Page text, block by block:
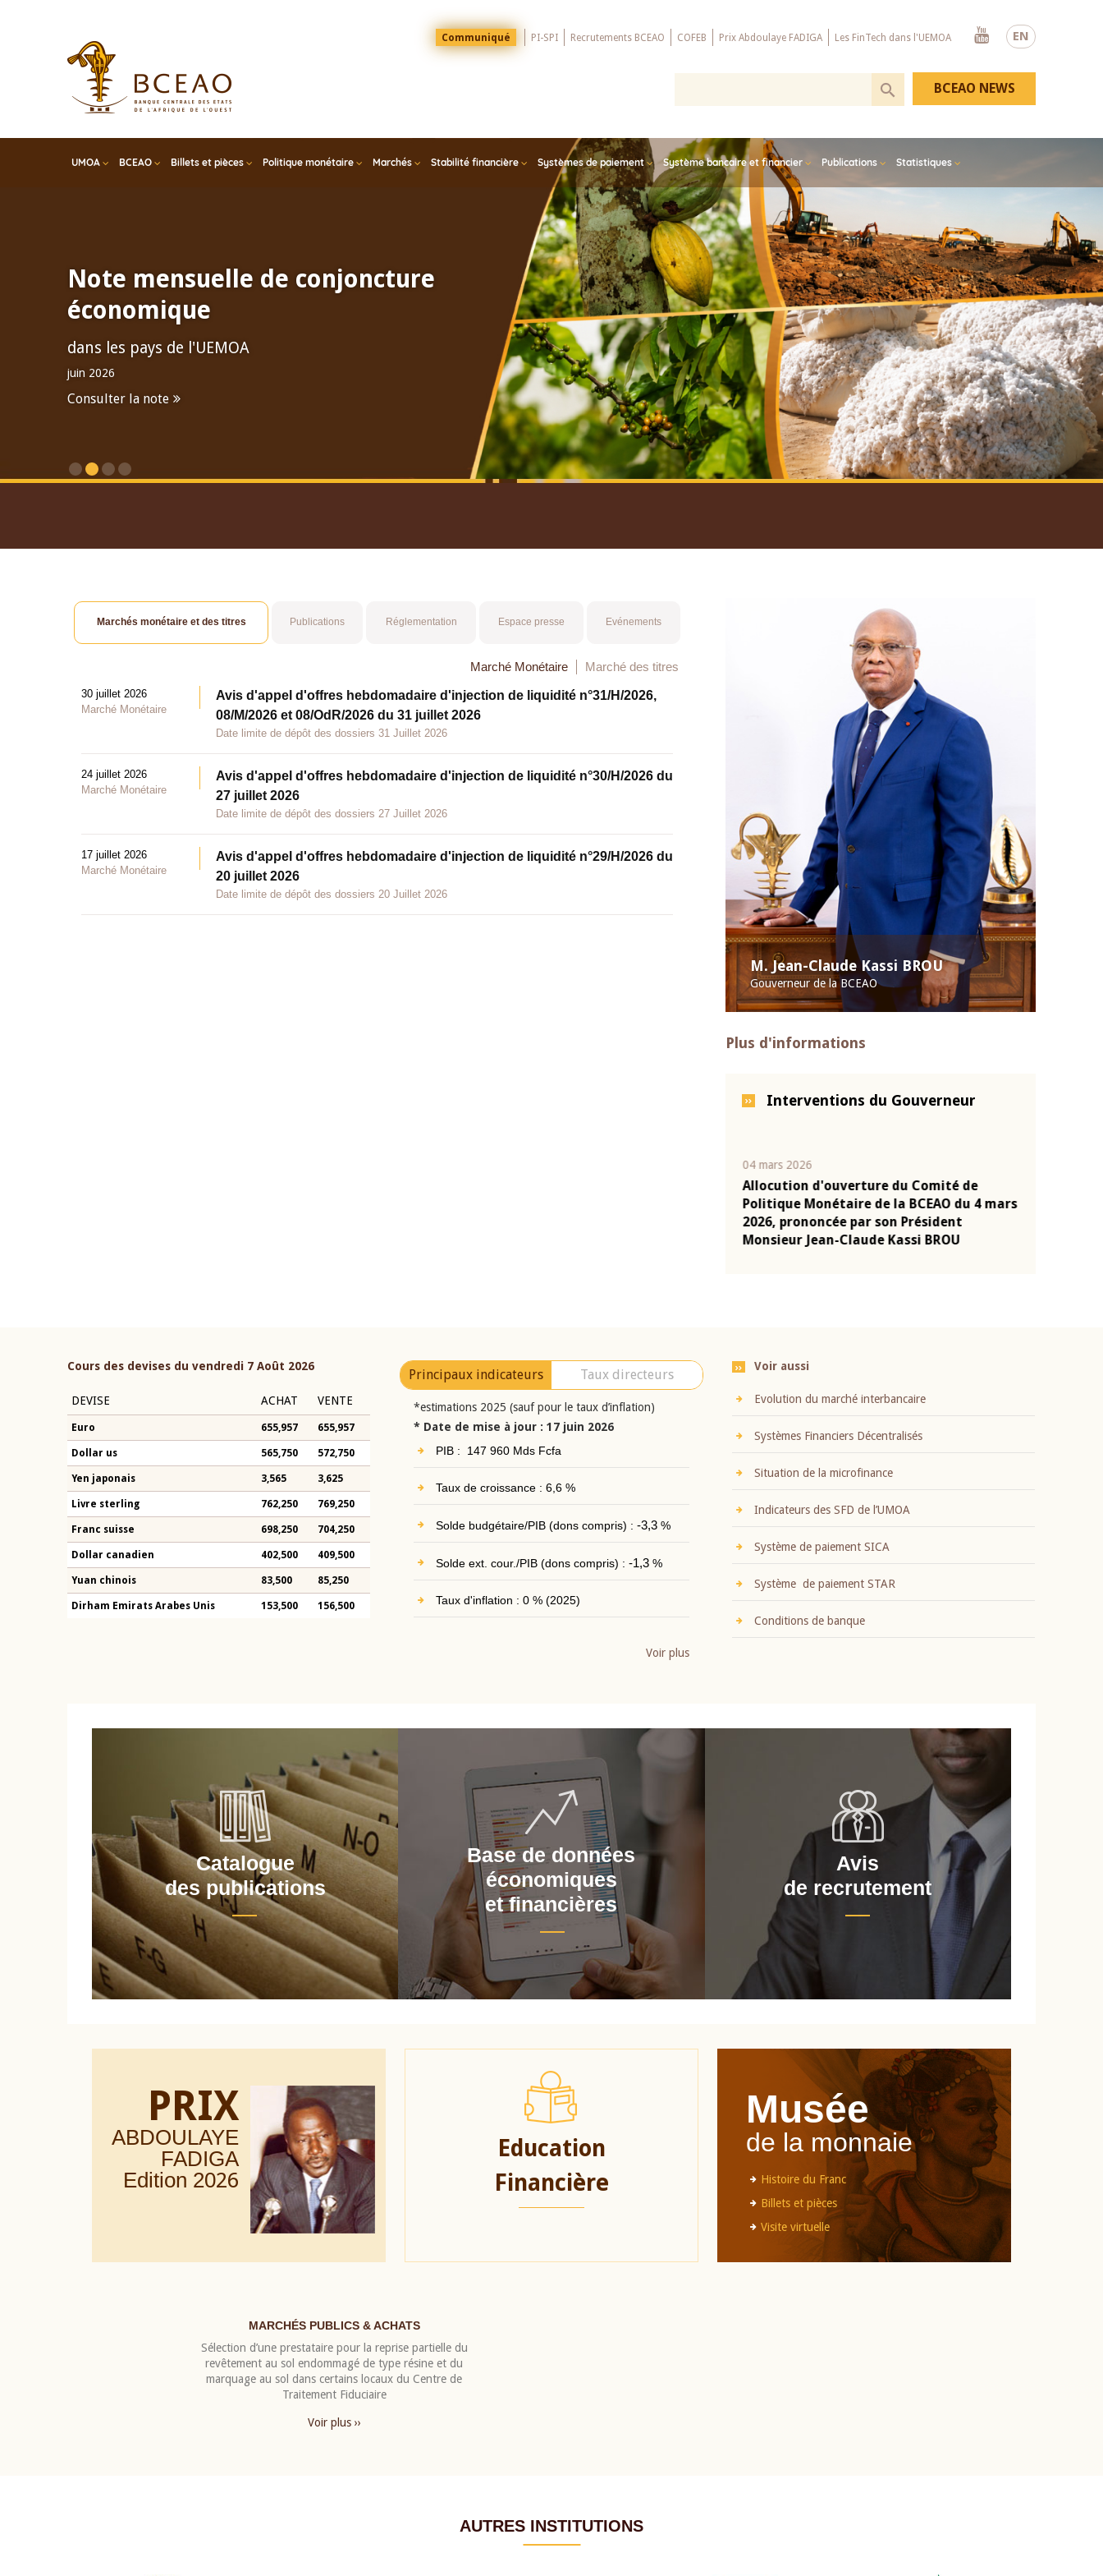
EN
Menu
Top
Communiqué PI-SPI Recrutements BCEAO COFEB Prix Abdoulaye FADIGA Les FinTech dans l'UEMOA
Youtube
UMOA BCEAO Billets et pièces Politique monétaire Marchés Stabilité financière Systèmes de paiement Système bancaire et financier Publications Statistiques
BCEAO NEWS
Note mensuelle de conjoncture
économique
dans les pays de l'UEMOA
juin 2026
Consulter la note
M. Jean-Claude Kassi BROU
Gouverneur de la BCEAO
Plus d'informations
Interventions du Gouverneur
04 mars 2026
Allocution d'ouverture du Comité de
Politique Monétaire de la BCEAO du 4 mars
2026, prononcée par son Président
Monsieur Jean-Claude Kassi BROU
Marchés monétaire et des titres Publications Réglementation Espace presse Evénements
Marché Monétaire Marché des titres
30 juillet 2026
Marché Monétaire
Avis d'appel d'offres hebdomadaire d'injection de liquidité n°31/H/2026,
08/M/2026 et 08/OdR/2026 du 31 juillet 2026
Date limite de dépôt des dossiers 31 Juillet 2026
24 juillet 2026
Marché Monétaire
Avis d'appel d'offres hebdomadaire d'injection de liquidité n°30/H/2026 du
27 juillet 2026
Date limite de dépôt des dossiers 27 Juillet 2026
17 juillet 2026
Marché Monétaire
Avis d'appel d'offres hebdomadaire d'injection de liquidité n°29/H/2026 du
20 juillet 2026
Date limite de dépôt des dossiers 20 Juillet 2026
Cours des devises du vendredi 7 Août 2026
DEVISE ACHAT VENTE
Euro 655,957 655,957
Dollar us 565,750 572,750
Yen japonais 3,565 3,625
Livre sterling 762,250 769,250
Franc suisse 698,250 704,250
Dollar canadien 402,500 409,500
Yuan chinois 83,500 85,250
Dirham Emirats Arabes Unis 153,500 156,500
Principaux indicateurs Taux directeurs
*estimations 2025 (sauf pour le taux d’inflation)
* Date de mise à jour : 17 juin 2026
PIB : 147 960 Mds Fcfa
Taux de croissance : 6,6 %
Solde budgétaire/PIB (dons compris) : -3,3%
Solde ext. cour./PIB (dons compris) : -1,3%
Taux d'inflation : 0 % (2025)
Voir plus
Voir aussi
Evolution du marché interbancaire
Systèmes Financiers Décentralisés
Situation de la microfinance
Indicateurs des SFD de l’UMOA
Système de paiement SICA
Système de paiement STAR
Conditions de banque
Catalogue
des publications
Base de données
économiques
et financières
Avis
de recrutement
PRIX
ABDOULAYE
FADIGA
Edition 2026
Education
Financière
Musée
de la monnaie
Histoire du Franc
Billets et pièces
Visite virtuelle
MARCHÉS PUBLICS & ACHATS
Sélection d’une prestataire pour la reprise partielle du
revêtement au sol endommagé de type résine et du
marquage au sol dans certains locaux du Centre de
Traitement Fiduciaire
Voir plus ››
AUTRES INSTITUTIONS